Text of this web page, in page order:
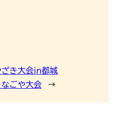
ざき大会in都城
なごや大会
→